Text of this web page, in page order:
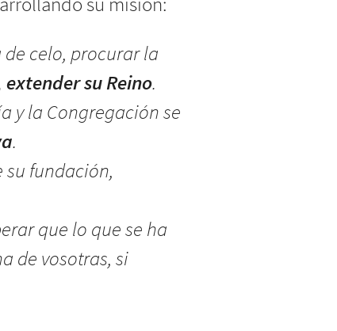
su misión:
de celo, procurar la
su Reino.
y la Congregación se
.
su fundación,
que lo que se ha
de vosotras, si